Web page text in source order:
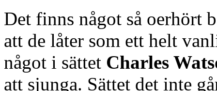
Det finns något så oerhört
att de låter som ett helt
något i sättet Charles
att sjunga. Sättet det inte